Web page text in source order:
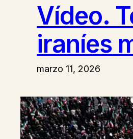
Vídeo.
iraníes
marzo 11, 2026